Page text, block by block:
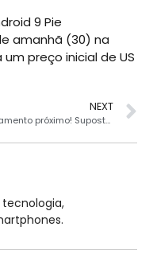
9 Pie
amanhã (30) na
preço inicial de US
NEXT
Lançamento próximo! Supostas fotos reais do Poco X2 aparecem online